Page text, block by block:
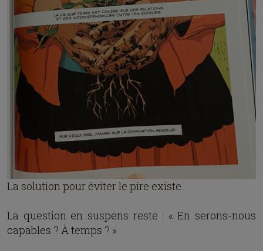
La solution pour éviter le pire existe.
La question en suspens reste : « En serons-nous
capables ? À temps ? »